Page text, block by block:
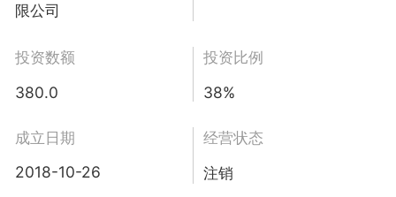
限公司
投资数额
380.0
投资比例
38%
成立日期
2018-10-26
经营状态
注销